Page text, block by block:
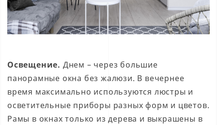
Освещение. Днем – через большие
панорамные окна без жалюзи. В вечернее
время максимально используются люстры и
осветительные приборы разных форм и цветов.
Рамы в окнах только из дерева и выкрашены в